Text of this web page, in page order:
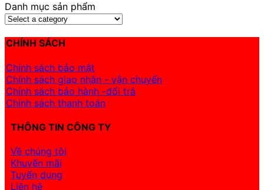
Danh mục sản phẩm
CHÍNH SÁCH
Chính sách bảo mật
Chính sách giao nhận - vận chuyển
Chính sách bảo hành -đổi trả
Chính sách thanh toán
THÔNG TIN CÔNG TY
Về chúng tôi
Khuyến mãi
Tuyển dụng
Liên hệ